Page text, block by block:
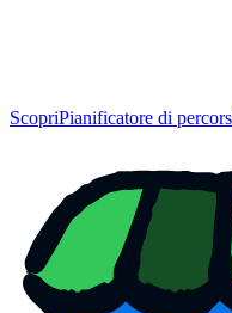
ScopriPianificatore di